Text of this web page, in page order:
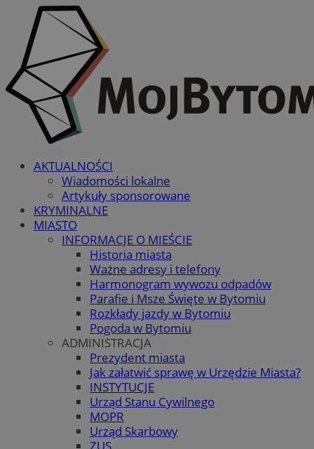
AKTUALNOŚCI
Wiadomości lokalne
Artykuły sponsorowane
KRYMINALNE
MIASTO
INFORMACJE O MIEŚCIE
Historia miasta
Ważne adresy i telefony
Harmonogram wywozu odpadów
Parafie i Msze Święte w Bytomiu
Rozkłady jazdy w Bytomiu
Pogoda w Bytomiu
ADMINISTRACJA
Prezydent miasta
Jak załatwić sprawę w Urzędzie Miasta?
INSTYTUCJE
Urząd Stanu Cywilnego
MOPR
Urząd Skarbowy